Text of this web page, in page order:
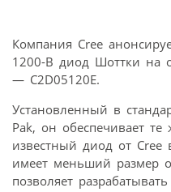
Компания Cree
1200-В диод Шоттки на
— C2D05120E.
Установленный в
Pak, он обеспечивает
известный диод от Cree
имеет меньший размер
позволяет